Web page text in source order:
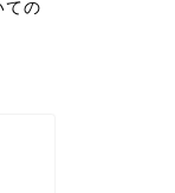
ての